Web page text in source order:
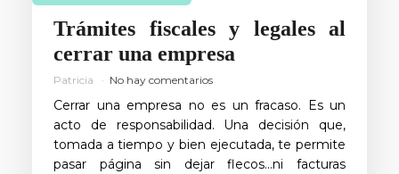
Trámites fiscales y legales al
cerrar una empresa
Patricia No hay comentarios
Cerrar una empresa no es un fracaso. Es un
acto de responsabilidad. Una decisión que,
tomada a tiempo y bien ejecutada, te permite
pasar página sin dejar flecos…ni facturas